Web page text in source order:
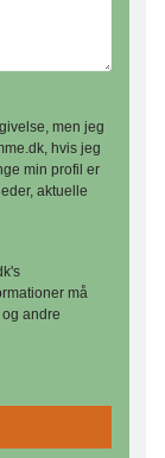
men jeg
hvis jeg
min profil er
aktuelle
må
andre